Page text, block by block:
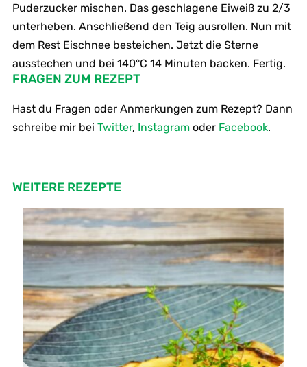
Puderzucker mischen. Das geschlagene Eiweiß zu 2/3
unterheben. Anschließend den Teig ausrollen. Nun mit
dem Rest Eischnee besteichen. Jetzt die Sterne
ausstechen und bei 140°C 14 Minuten backen. Fertig.
FRAGEN ZUM REZEPT
Hast du Fragen oder Anmerkungen zum Rezept? Dann
schreibe mir bei Twitter, Instagramoder Facebook.
WEITERE REZEPTE